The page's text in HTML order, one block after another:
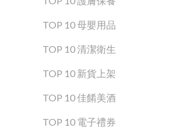
TOP 10 母嬰用品
TOP 10 清潔衛生
TOP 10 新貨上架
TOP 10 佳餚美酒
TOP 10 電子禮券